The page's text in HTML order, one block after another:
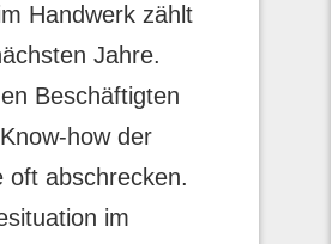
Handwerk zählt
Jahre.
Beschäftigten
how der
oft abschrecken.
im